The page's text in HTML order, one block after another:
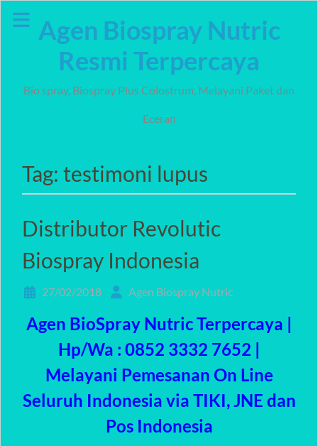
Agen Biospray Nutric
Resmi Terpercaya
Bio spray, Biospray Plus Colostrum, Melayani Paket dan
Eceran
Tag: testimoni lupus
Distributor Revolutic
Biospray Indonesia
27/02/2018 Agen Biospray Nutric
Agen BioSpray Nutric Terpercaya |
Hp/Wa : 0852 3332 7652 |
Melayani Pemesanan On Line
Seluruh Indonesia via TIKI, JNE dan
Pos Indonesia